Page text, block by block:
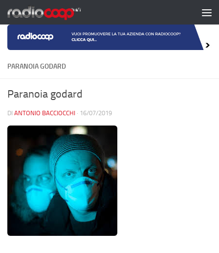
Salta al contenuto
PARANOIA GODARD
Paranoia godard
DI ANTONIO BACCIOCCHI · 16/07/2019